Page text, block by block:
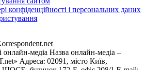
конфіденційності і персональних даних
онлайн-медіа Назва онлайн-медіа –
Адреса: 02091, місто Київ,